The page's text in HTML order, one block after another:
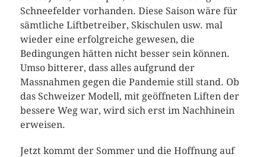
Schneefelder vorhanden. Diese Saison wäre für
sämtliche Liftbetreiber, Skischulen usw. mal
wieder eine erfolgreiche gewesen, die
Bedingungen hätten nicht besser sein können.
Umso bitterer, dass alles aufgrund der
Massnahmen gegen die Pandemie still stand. Ob
das Schweizer Modell, mit geöffneten Liften der
bessere Weg war, wird sich erst im Nachhinein
erweisen.
Jetzt kommt der Sommer und die Hoffnung auf